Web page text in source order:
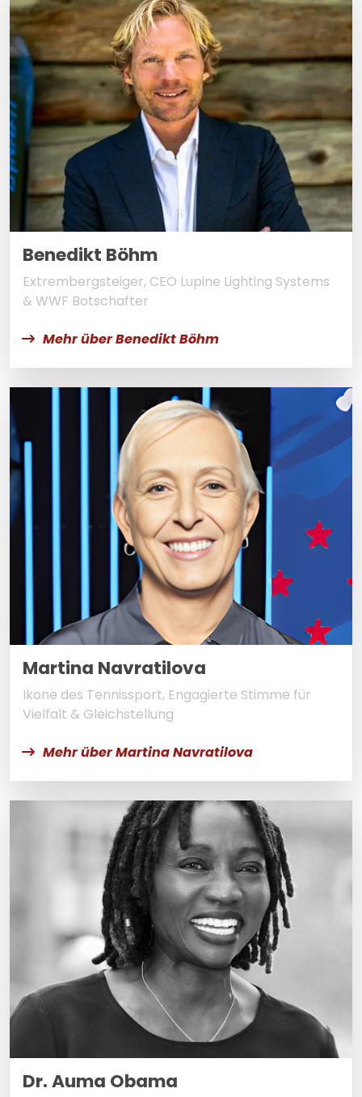
Benedikt Böhm
Extrembergsteiger, CEO Lupine Lighting Systems
& WWF Botschafter
Mehr über Benedikt Böhm
Martina Navratilova
Ikone des Tennissport, Engagierte Stimme für
Vielfalt & Gleichstellung
Mehr über Martina Navratilova
Dr. Auma Obama